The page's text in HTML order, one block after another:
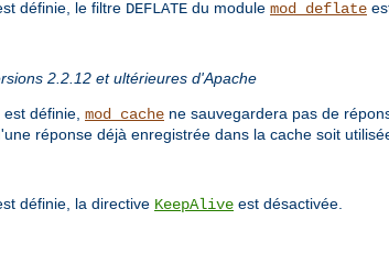
définie, le filtre DEFLATE du module mod_deflate
2.2.12 et ultérieures d'Apache
définie, mod_cache ne sauvegardera pas de
réponse déjà enregistrée dans la cache soit
définie, la directive KeepAlive est désactivée.